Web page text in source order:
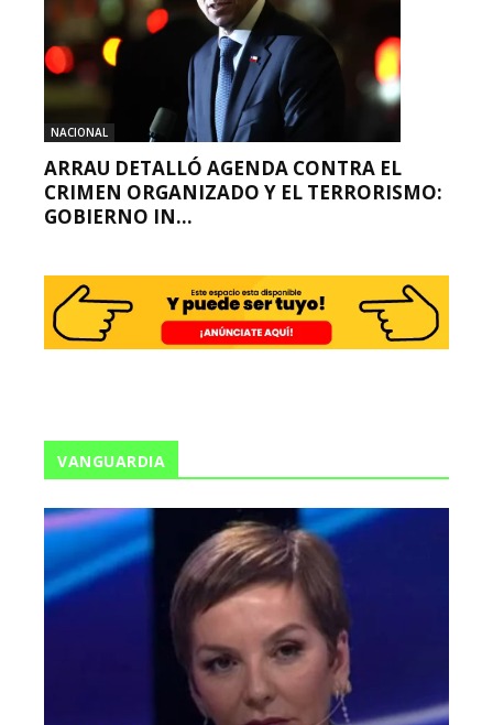
NACIONAL
ARRAU DETALLÓ AGENDA CONTRA EL
CRIMEN ORGANIZADO Y EL TERRORISMO:
GOBIERNO IN...
VANGUARDIA